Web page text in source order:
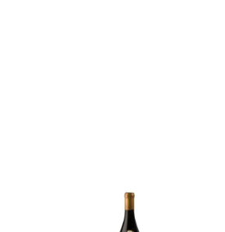
olfativa ainda mais complexa. No
com amigos ou em